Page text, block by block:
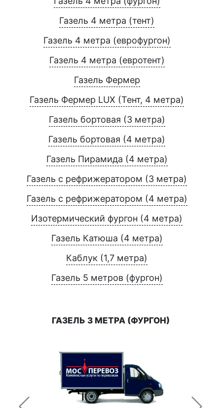
Газель 4 метра (тент)
Газель 4 метра (еврофургон)
Газель 4 метра (евротент)
Газель Фермер
Газель Фермер LUX (Тент, 4 метра)
Газель бортовая (3 метра)
Газель бортовая (4 метра)
Газель Пирамида (4 метра)
Газель с рефрижератором (3 метра)
Газель с рефрижератором (4 метра)
Изотермический фургон (4 метра)
Газель Катюша (4 метра)
Каблук (1,7 метра)
Газель 5 метров (фургон)
ГАЗЕЛЬ 3 МЕТРА (ФУРГОН)